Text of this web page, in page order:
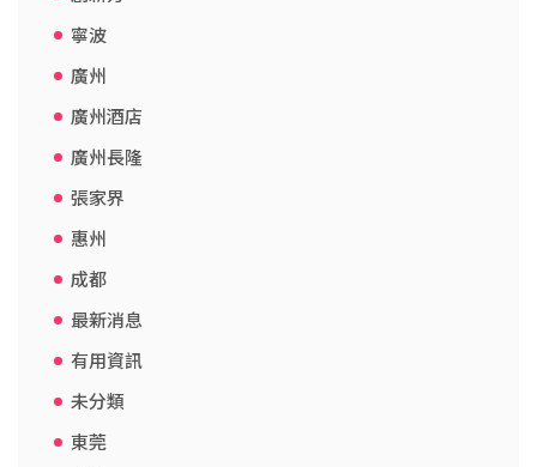
寧波
廣州
廣州酒店
廣州長隆
張家界
惠州
成都
最新消息
有用資訊
未分類
東莞